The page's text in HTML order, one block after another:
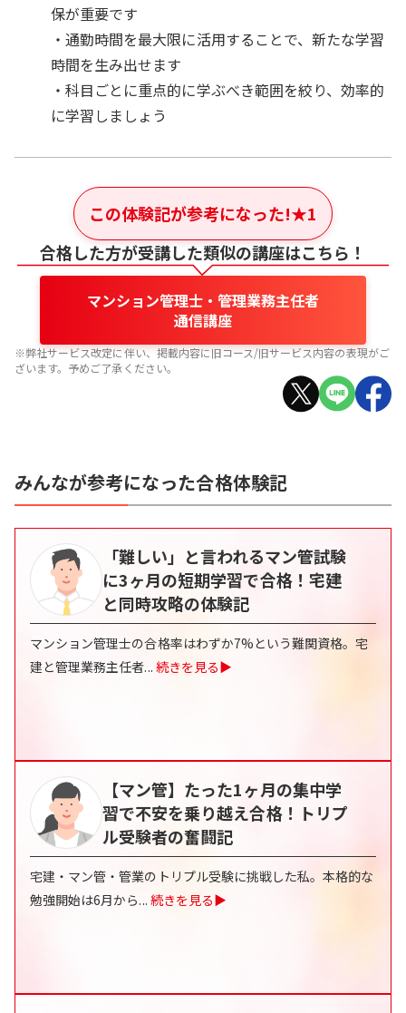
保が重要です
・通勤時間を最大限に活用することで、新たな学習
時間を生み出せます
・科目ごとに重点的に学ぶべき範囲を絞り、効率的
に学習しましょう
この体験記が参考になった!★1
合格した方が受講した類似の講座はこちら！
マンション管理士・管理業務主任者
通信講座
※弊社サービス改定に伴い、掲載内容に旧コース/旧サービス内容の表現がご
ざいます。予めご了承ください。
みんなが参考になった合格体験記
「難しい」と言われるマン管試験
に3ヶ月の短期学習で合格！宅建
と同時攻略の体験記
マンション管理士の合格率はわずか7%という難関資格。宅
建と管理業務主任者... 続きを見る▶
【マン管】たった1ヶ月の集中学
習で不安を乗り越え合格！トリプ
ル受験者の奮闘記
宅建・マン管・管業のトリプル受験に挑戦した私。本格的な
勉強開始は6月から... 続きを見る▶